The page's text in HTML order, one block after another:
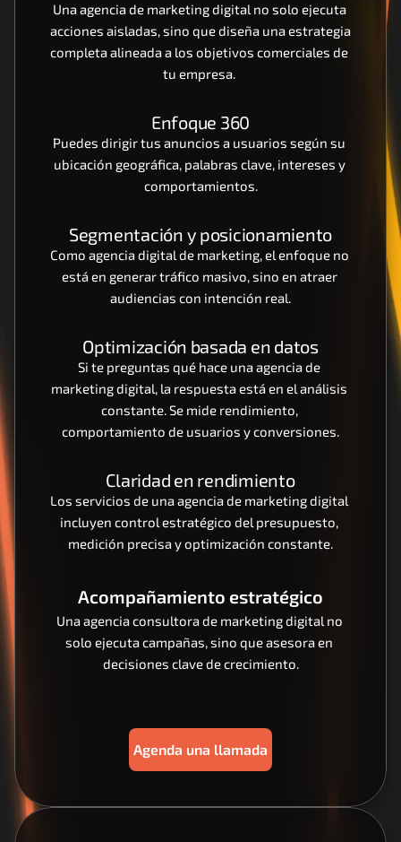
Una agencia de marketing digital no solo ejecuta
acciones aisladas, sino que diseña una estrategia
completa alineada a los objetivos comerciales de
tu empresa.
Enfoque 360
Puedes dirigir tus anuncios a usuarios según su
ubicación geográfica, palabras clave, intereses y
comportamientos.
Segmentación y posicionamiento
Como agencia digital de marketing, el enfoque no
está en generar tráfico masivo, sino en atraer
audiencias con intención real.
Optimización basada en datos
Si te preguntas qué hace una agencia de
marketing digital, la respuesta está en el análisis
constante. Se mide rendimiento,
comportamiento de usuarios y conversiones.
Claridad en rendimiento
Los servicios de una agencia de marketing digital
incluyen control estratégico del presupuesto,
medición precisa y optimización constante.
Acompañamiento estratégico
Una agencia consultora de marketing digital no
solo ejecuta campañas, sino que asesora en
decisiones clave de crecimiento.
Agenda una llamada